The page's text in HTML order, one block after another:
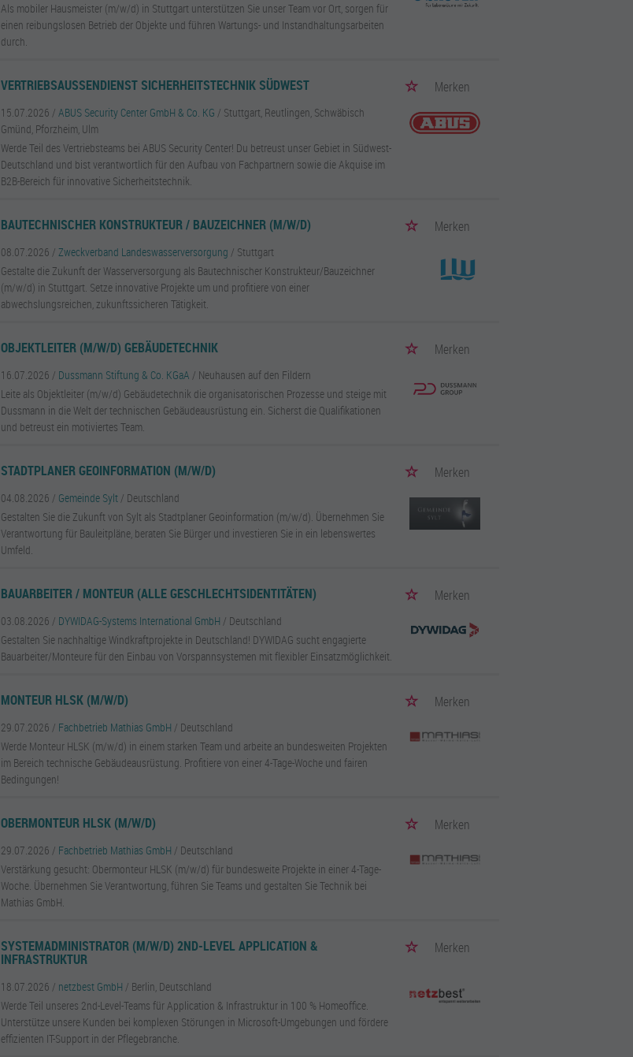
Als mobiler Hausmeister (m/w/d) in Stuttgart unterstützen Sie unser Team vor Ort, sorgen für
einen reibungslosen Betrieb der Objekte und führen Wartungs- und Instandhaltungsarbeiten
durch.
VERTRIEBSAUSSENDIENST SICHERHEITSTECHNIK SÜDWEST Merken
15.07.2026 /ABUS Security Center GmbH & Co. KG / Stuttgart, Reutlingen, Schwäbisch
Gmünd, Pforzheim, Ulm
Werde Teil des Vertriebsteams bei ABUS Security Center! Du betreust unser Gebiet in Südwest-
Deutschland und bist verantwortlich für den Aufbau von Fachpartnern sowie die Akquise im
B2B-Bereich für innovative Sicherheitstechnik.
BAUTECHNISCHER KONSTRUKTEUR / BAUZEICHNER (M/W/D) Merken
08.07.2026 /Zweckverband Landeswasserversorgung / Stuttgart
Gestalte die Zukunft der Wasserversorgung als Bautechnischer Konstrukteur/Bauzeichner
(m/w/d) in Stuttgart. Setze innovative Projekte um und profitiere von einer
abwechslungsreichen, zukunftssicheren Tätigkeit.
OBJEKTLEITER (M/W/D) GEBÄUDETECHNIK Merken
16.07.2026 / Dussmann Stiftung & Co. KGaA / Neuhausen auf den Fildern
Leite als Objektleiter (m/w/d) Gebäudetechnik die organisatorischen Prozesse und steige mit
Dussmann in die Welt der technischen Gebäudeausrüstung ein. Sicherst die Qualifikationen
und betreust ein motiviertes Team.
STADTPLANER GEOINFORMATION (M/W/D) Merken
04.08.2026 / Gemeinde Sylt / Deutschland
Gestalten Sie die Zukunft von Sylt als Stadtplaner Geoinformation (m/w/d). Übernehmen Sie
Verantwortung für Bauleitpläne, beraten Sie Bürger und investieren Sie in ein lebenswertes
Umfeld.
BAUARBEITER / MONTEUR (ALLE GESCHLECHTSIDENTITÄTEN) Merken
03.08.2026 / DYWIDAG-Systems International GmbH / Deutschland
Gestalten Sie nachhaltige Windkraftprojekte in Deutschland! DYWIDAG sucht engagierte
Bauarbeiter/Monteure für den Einbau von Vorspannsystemen mit flexibler Einsatzmöglichkeit.
MONTEUR HLSK (M/W/D) Merken
29.07.2026 / Fachbetrieb Mathias GmbH / Deutschland
Werde Monteur HLSK (m/w/d) in einem starken Team und arbeite an bundesweiten Projekten
im Bereich technische Gebäudeausrüstung. Profitiere von einer 4-Tage-Woche und fairen
Bedingungen!
OBERMONTEUR HLSK (M/W/D) Merken
29.07.2026 / Fachbetrieb Mathias GmbH / Deutschland
Verstärkung gesucht: Obermonteur HLSK (m/w/d) für bundesweite Projekte in einer 4-Tage-
Woche. Übernehmen Sie Verantwortung, führen Sie Teams und gestalten Sie Technik bei
Mathias GmbH.
SYSTEMADMINISTRATOR (M/W/D) 2ND-LEVEL APPLICATION &
INFRASTRUKTUR
Merken
18.07.2026 / netzbest GmbH / Berlin, Deutschland
Werde Teil unseres 2nd-Level-Teams für Application & Infrastruktur in 100 % Homeoffice.
Unterstütze unsere Kunden bei komplexen Störungen in Microsoft-Umgebungen und fördere
effizienten IT-Support in der Pflegebranche.